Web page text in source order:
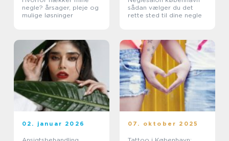
negle? årsager, pleje og
mulige løsninger
sådan vælger du det
rette sted til dine negle
02. januar 2026 07. oktober 2025